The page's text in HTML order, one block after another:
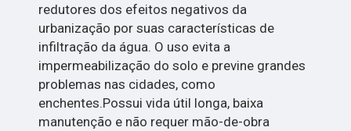
redutores dos efeitos negativos da
urbanização por suas características de
infiltração da água. O uso evita a
impermeabilização do solo e previne grandes
problemas nas cidades, como
enchentes.Possui vida útil longa, baixa
manutenção e não requer mão-de-obra